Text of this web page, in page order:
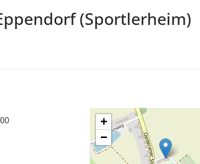
(Sportlerheim)
+
−